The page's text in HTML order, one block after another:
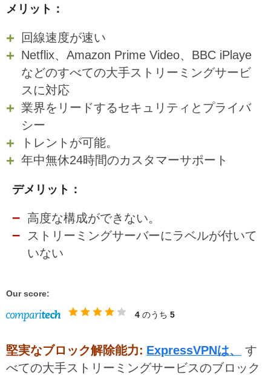
メリット：
回線速度が速い
Netflix、Amazon Prime Video、BBC iPlaye
などのすべての大手ストリーミングサービ
スに対応
業界をリードするセキュリティとプライバ
シー
トレントが可能。
年中無休24時間のカスタマーサポート
デメリット：
高度な構成ができない。
ストリーミングサーバーにラベルが付いて
いない
Our score:
4 のうち 5
堅実なブロック解除能力: ExpressVPNは、
す
べての大手ストリーミングサービスのブロック